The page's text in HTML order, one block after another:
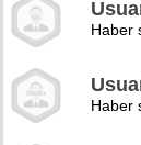
Haber
Haber